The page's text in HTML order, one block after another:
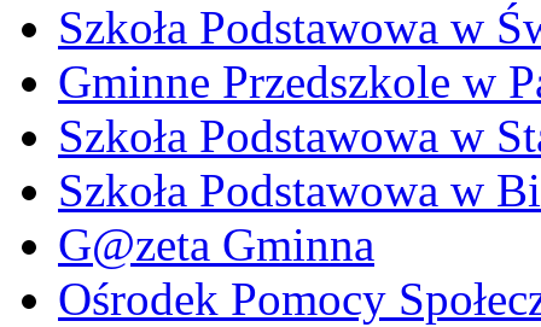
Szkoła Podstawowa w
Gminne Przedszkole w
Szkoła Podstawowa w
Szkoła Podstawowa w
G@zeta Gminna
Ośrodek Pomocy